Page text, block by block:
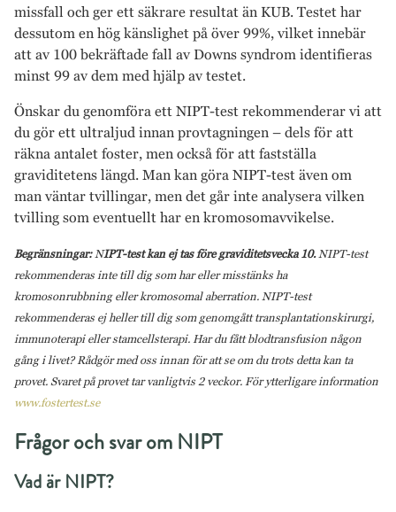
missfall och ger ett säkrare resultat än KUB. Testet har
dessutom en hög känslighet på över 99%, vilket innebär
att av 100 bekräftade fall av Downs syndrom identifieras
minst 99 av dem med hjälp av testet.
Önskar du genomföra ett NIPT-test rekommenderar vi att
du gör ett ultraljud innan provtagningen – dels för att
räkna antalet foster, men också för att fastställa
graviditetens längd. Man kan göra NIPT-test även om
man väntar tvillingar, men det går inte analysera vilken
tvilling som eventuellt har en kromosomavvikelse.
Begränsningar:NIPT-test kan ej tas före graviditetsvecka 10.NIPT-test
rekommenderas inte till dig som har eller misstänks ha
kromosonrubbning eller kromosomal aberration. NIPT-test
rekommenderas ej heller till dig som genomgått transplantationskirurgi,
immunoterapi eller stamcellsterapi. Har du fått blodtransfusion någon
gång i livet? Rådgör med oss innan för att se om du trots detta kan ta
provet. Svaret på provet tar vanligtvis 2 veckor. För ytterligare information
www.fostertest.se
Frågor och svar om NIPT
Vad är NIPT?